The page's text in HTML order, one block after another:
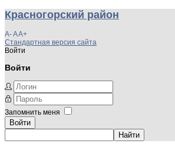
Красногорский район
A-AA+
Стандартная версия сайта
Войти
Войти
Запомнить меня
Войти